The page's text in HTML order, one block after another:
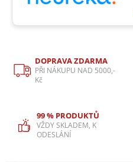
DOPRAVA ZDARMA
PŘI NÁKUPU NAD 5000,-
Kč
99 % PRODUKTŮ
VŽDY SKLADEM, K
ODESLÁNÍ